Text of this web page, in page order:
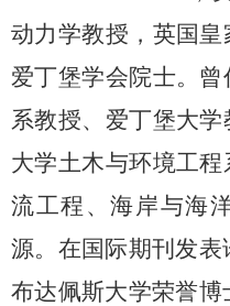
动力学教授，英国
爱丁堡学会院士。
系教授、爱丁堡大
大学土木与环境工
流工程、海岸与海
源。在国际期刊发
布达佩斯大学荣誉博